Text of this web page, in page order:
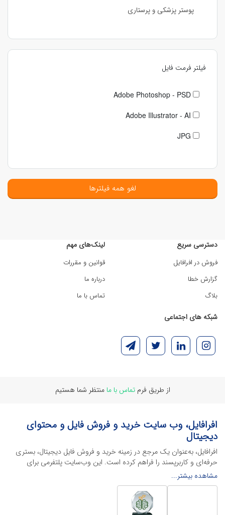
پوستر پزشکی و پرستاری
فیلتر فرمت فایل
Adobe Photoshop - PSD
Adobe Illustrator - AI
JPG
لغو همه فیلترها
دسترسی سریع
فروش در افرافایل
گزارش خطا
بلاگ
لینک‌های مهم
قوانین و مقررات
درباره ما
تماس با ما
شبکه های اجتماعی
از طریق فرمتماس با ما منتظر شما هستیم
افرافایل، وب سایت خرید و فروش فایل و محتوای
دیجیتال
افرافایل، به‌عنوان یک مرجع در زمینه خرید و فروش فایل دیجیتال، بستری
حرفه‌ای و کاربرپسند را فراهم کرده است. این وب‌سایت‌ پلتفرمی برای
طراحان، دانشجویان و فریلنسرها ایجاد می‌کند تا به راحتی محصولات
دیجیتال خود را به فروش رسانده یا از محتواهایی باکیفیت برای پیشبرد
اهدافشان استفاده کنند.
مشاهده بیشتر...